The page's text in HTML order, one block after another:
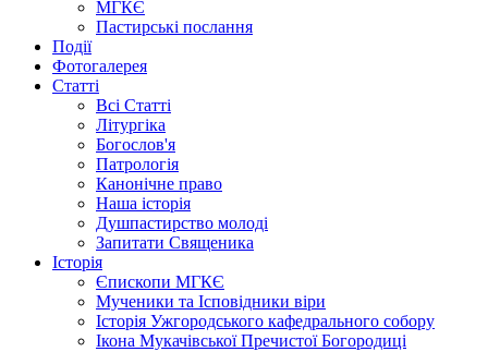
МГКЄ
Пастирські послання
Події
Фотогалерея
Статті
Всі Статті
Літургіка
Богослов'я
Патрологія
Канонічне право
Наша історія
Душпастирство молоді
Запитати Священика
Історія
Єпископи МГКЄ
Мученики та Ісповідники віри
Історія Ужгородського кафедрального собору
Ікона Мукачівської Пречистої Богородиці